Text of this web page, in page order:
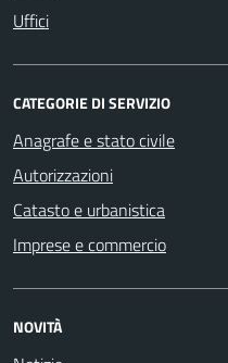
Uffici
CATEGORIE DI SERVIZIO
Anagrafe e stato civile
Autorizzazioni
Catasto e urbanistica
Imprese e commercio
NOVITÀ